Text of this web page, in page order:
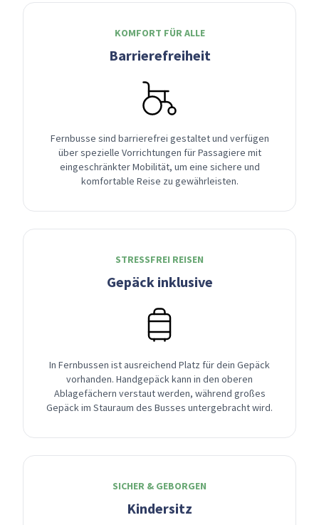
KOMFORT FÜR ALLE
Barrierefreiheit
Fernbusse sind barrierefrei gestaltet und verfügen
über spezielle Vorrichtungen für Passagiere mit
eingeschränkter Mobilität, um eine sichere und
komfortable Reise zu gewährleisten.
STRESSFREI REISEN
Gepäck inklusive
In Fernbussen ist ausreichend Platz für dein Gepäck
vorhanden. Handgepäck kann in den oberen
Ablagefächern verstaut werden, während großes
Gepäck im Stauraum des Busses untergebracht wird.
SICHER & GEBORGEN
Kindersitz